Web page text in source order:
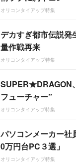
オリコンタイアップ特集
デカすぎ都市伝説
量作戦再来
オリコンタイアップ特集
SUPER★DRAGON
フューチャー”
オリコンタイアップ特集
パソコンメーカー社
0万円台PC３選」
オリコンタイアップ特集